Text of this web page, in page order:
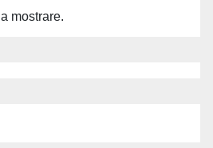
mostrare.